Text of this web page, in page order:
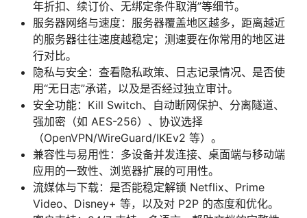
年折扣、续订价、无绑定条件取消”等细节。
服务器网络与速度：服务器覆盖地区越多，距离越近
的服务器往往速度越稳定；测速要在你常用的地区进
行对比。
隐私与安全：查看隐私政策、日志记录情况、是否使
用“无日志”承诺，以及是否经过独立审计。
安全功能：Kill Switch、自动断网保护、分离隧道、
强加密（如 AES-256）、协议选择
（OpenVPN/WireGuard/IKEv2 等）。
兼容性与易用性：多设备并发连接、桌面端与移动端
应用的一致性、浏览器扩展的可用性。
流媒体与下载：是否能稳定解锁 Netflix、Prime
Video、Disney+ 等，以及对 P2P 的态度和优化。